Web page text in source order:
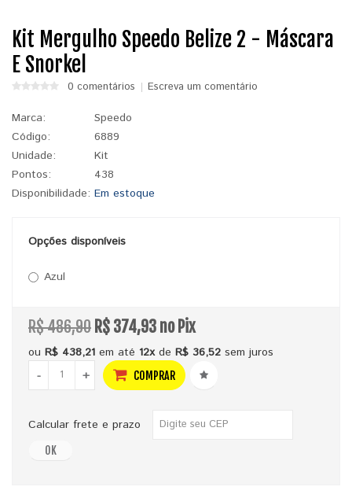
Kit Mergulho Speedo Belize 2 - Máscara
E Snorkel
0 comentários Escreva um comentário
Marca:
Speedo
Código:
6889
Unidade:
Kit
Pontos:
438
Disponibilidade: Em estoque
Opções disponíveis
Azul
R$ 486,90 R$ 374,93 no Pix
ou R$ 438,21 em até 12xde R$ 36,52 sem juros
-
+ COMPRAR
Calcular frete e prazo
OK